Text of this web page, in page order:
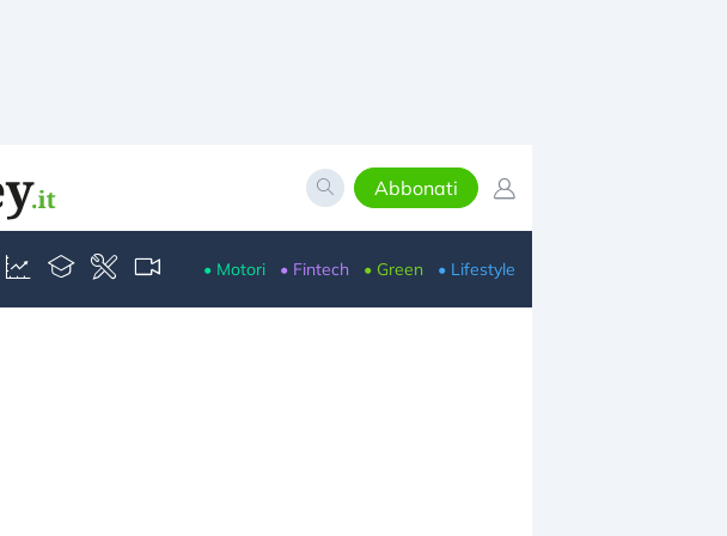
Abbonati
• Motori • Fintech • Green • Lifestyle